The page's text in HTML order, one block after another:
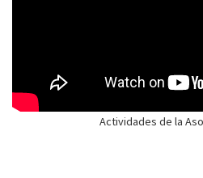
Actividades de la